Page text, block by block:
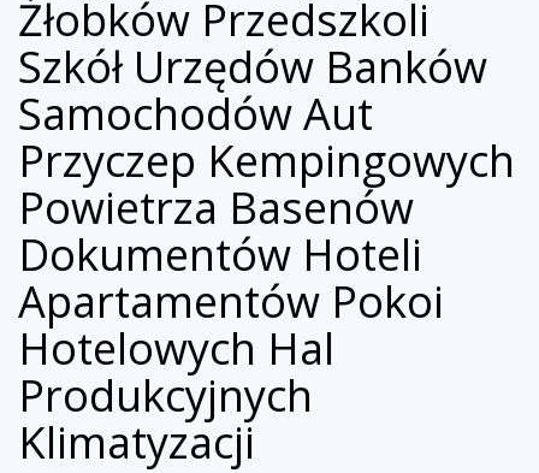
Żłobków Przedszkoli
Szkół Urzędów Banków
Samochodów Aut
Przyczep Kempingowych
Powietrza Basenów
Dokumentów Hoteli
Apartamentów Pokoi
Hotelowych Hal
Produkcyjnych
Klimatyzacji